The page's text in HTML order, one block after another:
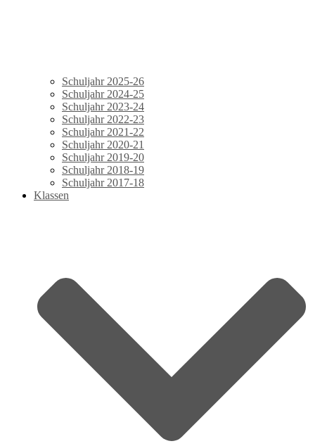
Schuljahr 2025-26
Schuljahr 2024-25
Schuljahr 2023-24
Schuljahr 2022-23
Schuljahr 2021-22
Schuljahr 2020-21
Schuljahr 2019-20
Schuljahr 2018-19
Schuljahr 2017-18
Klassen